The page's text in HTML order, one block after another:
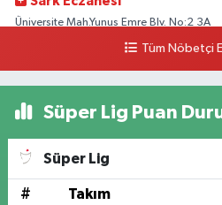
Üniversite Mah.Yunus Emre Blv. No:2 3A
Yol Tarifi Al
BELEDİYE KARŞISI ÖZTUNÇ AVM 300
0 (424) 248 11 22
Tüm Nöbetçi
Süper Lig Puan
Süper Lig
# Takım